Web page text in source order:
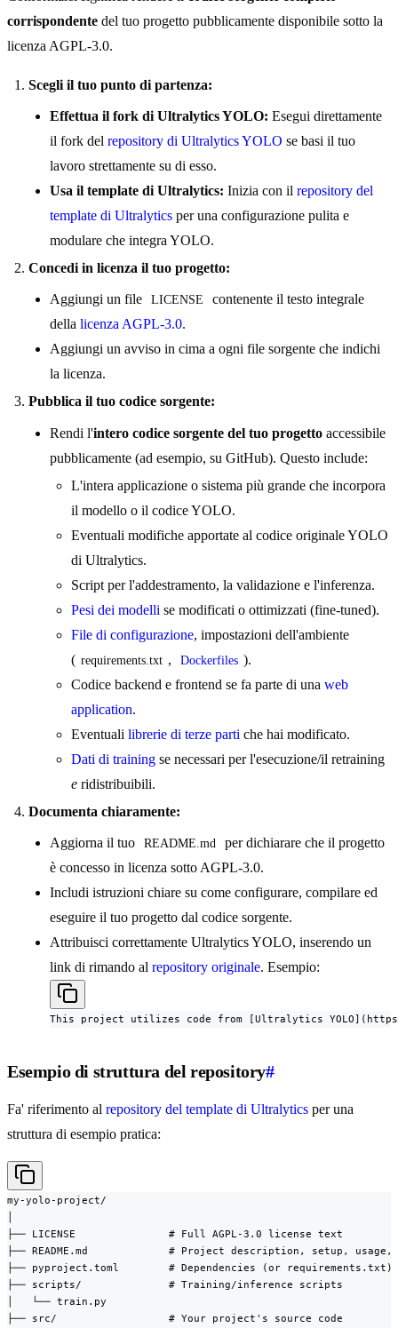
corrispondente del tuo progetto pubblicamente disponibile sotto la
licenza AGPL-3.0.
Scegli il tuo punto di partenza:
Effettua il fork di Ultralytics YOLO: Esegui direttamente
il fork del repository di Ultralytics YOLO se basi il tuo
lavoro strettamente su di esso.
Usa il template di Ultralytics: Inizia con il repository del
template di Ultralytics per una configurazione pulita e
modulare che integra YOLO.
Concedi in licenza il tuo progetto:
Aggiungi un file LICENSE
contenente il testo integrale
della licenza AGPL-3.0.
Aggiungi un avviso in cima a ogni file sorgente che indichi
la licenza.
Pubblica il tuo codice sorgente:
Rendi l'intero codice sorgente del tuo progetto accessibile
pubblicamente (ad esempio, su GitHub). Questo include:
L'intera applicazione o sistema più grande che incorpora
il modello o il codice YOLO.
Eventuali modifiche apportate al codice originale YOLO
di Ultralytics.
Script per l'addestramento, la validazione e l'inferenza.
Pesi dei modelli se modificati o ottimizzati (fine-tuned).
File di configurazione, impostazioni dell'ambiente
( requirements.txt , Dockerfiles ).
Codice backend e frontend se fa parte di una web
application.
Eventuali librerie di terze parti che hai modificato.
Dati di training se necessari per l'esecuzione/il retraining
e ridistribuibili.
Documenta chiaramente:
Aggiorna il tuo README.md
per dichiarare che il progetto
è concesso in licenza sotto AGPL-3.0.
Includi istruzioni chiare su come configurare, compilare ed
eseguire il tuo progetto dal codice sorgente.
Attribuisci correttamente Ultralytics YOLO, inserendo un
link di rimando al repository originale. Esempio:
This project utilizes code from [Ultralytics
Esempio di struttura del repository#
Fa' riferimento al repository del template di Ultralytics per una
struttura di esempio pratica:
my-yolo-project/
├── LICENSE               # Full AGPL-3.0 license text
├── README.md             # Project description, setup,
├── pyproject.toml        # Dependencies (or requirements.txt)
├── scripts/              # Training/inference scripts
│   └── train.py
├── src/                  # Your project's source code